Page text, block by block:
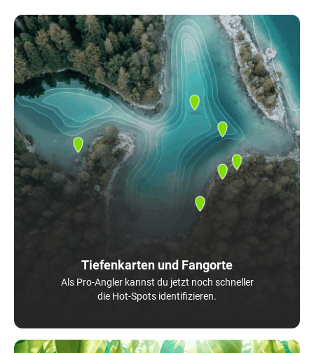
Tiefenkarten und Fangorte
Als Pro-Angler kannst du jetzt noch schneller
die Hot-Spots identifizieren.